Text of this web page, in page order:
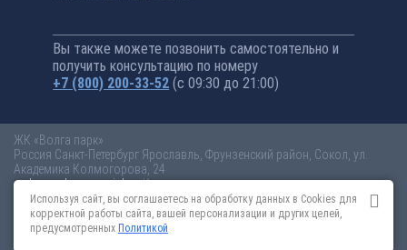
Вы также можете позвонить самостоятельно и
получить консультацию по номеру
+7 (800) 200-33-52 (с 09:30 до 21:00)
ЖК «Волга парк»
Россия Санкт-Петербург Ярославль, Фрунзенский район, Сокол, ул.
Академика Колмогорова, 24
volga-park.novopoisk.ruКупить квартиру в новом жилом комплексе
«Волга парк» от «ПАО «ПИК-специализированный застройщик»» в
Ярославле. Квартиры различных планировок от 3 млн рублей!
Используя сайт, вы соглашаетесь на обработку данных в Cookies для
корректной работы сайта, вашей персонализации и других целей,
предусмотренных Политикой